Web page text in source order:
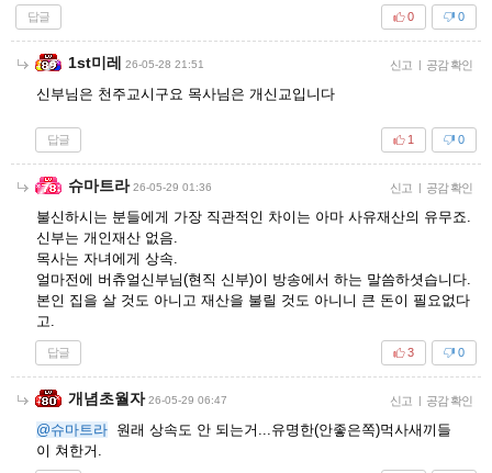
답글 0
0
1st미레 26-05-28 21:51 신고 | 공감 확인
신부님은 천주교시구요 목사님은 개신교입니다
답글 0
1
슈마트라 26-05-29 01:36 신고 | 공감 확인
불신하시는 분들에게 가장 직관적인 차이는 아마 사유재산의 유무죠.
신부는 개인재산 없음.
목사는 자녀에게 상속.
얼마전에 버츄얼신부님(현직 신부)이 방송에서 하는 말씀하셧습니다.
본인 집을 살 것도 아니고 재산을 불릴 것도 아니니 큰 돈이 필요없다
고.
답글 0
3
개념초월자 26-05-29 06:47 신고 | 공감 확인
@슈마트라 원래 상속도 안 되는거...유명한(안좋은쪽)먹사새끼들
이 쳐한거.